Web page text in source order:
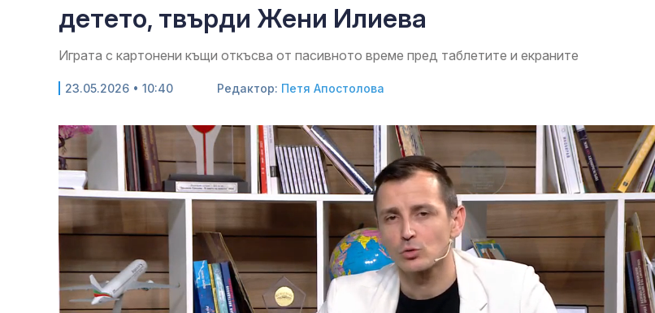
детето, твърди Жени Илиева
Играта с картонени къщи откъсва от пасивното време пред таблетите и екраните
23.05.2026 • 10:40 Редактор: Петя Апостолова